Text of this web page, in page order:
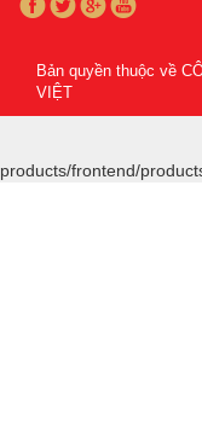
Bản quyền thuộc về
VIỆT
products/frontend/